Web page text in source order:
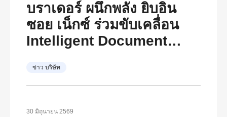
บราเดอร์ ผนึกพลัง ยิบอิน
ซอย เน็กซ์ ร่วมขับเคลื่อน
Intelligent Document
ข่าว บริษัท
30 มิถุนายน 2569